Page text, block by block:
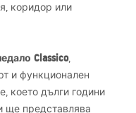
коридор или
Classico,
и функционален
което дълги години
ще представлява